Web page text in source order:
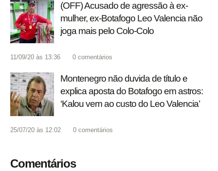
(OFF) Acusado de agressão à ex-
mulher, ex-Botafogo Leo Valencia não
joga mais pelo Colo-Colo
11/09/20 às 13:36 0 comentários
Montenegro não duvida de título e
explica aposta do Botafogo em astros:
‘Kalou vem ao custo do Leo Valencia’
25/07/20 às 12:02 0 comentários
Comentários